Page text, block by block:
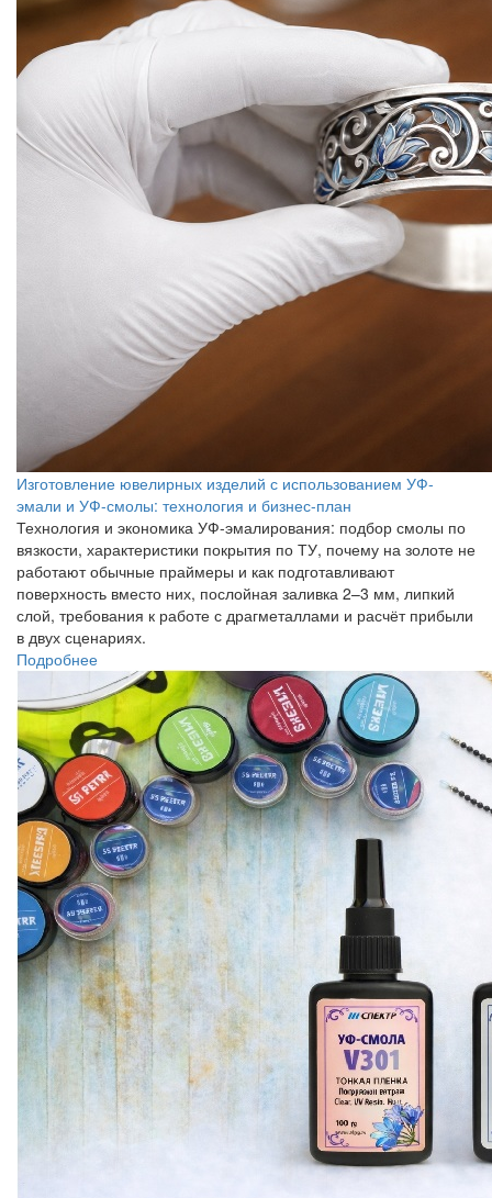
Изготовление ювелирных изделий с использованием УФ-
эмали и УФ-смолы: технология и бизнес-план
Технология и экономика УФ-эмалирования: подбор смолы по
вязкости, характеристики покрытия по ТУ, почему на золоте не
работают обычные праймеры и как подготавливают
поверхность вместо них, послойная заливка 2–3 мм, липкий
слой, требования к работе с драгметаллами и расчёт прибыли
в двух сценариях.
Подробнее